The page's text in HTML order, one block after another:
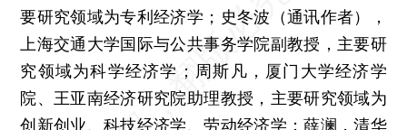
要研究领域为专利经济学；史冬波（通讯作者），
上海交通大学国际与公共事务学院副教授，主要研
究领域为科学经济学；周斯凡，厦门大学经济学
院、王亚南经济研究院助理教授，主要研究领域为
创新创业、科技经济学、劳动经济学；薛澜，清华